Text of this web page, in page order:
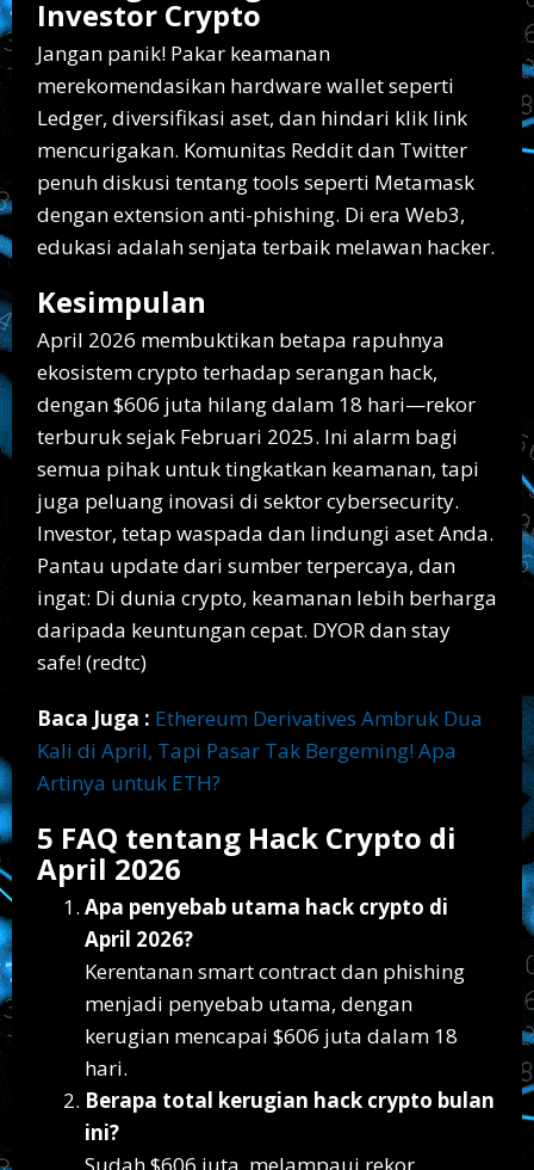
Investor Crypto
Jangan panik! Pakar keamanan
merekomendasikan hardware wallet seperti
Ledger, diversifikasi aset, dan hindari klik link
mencurigakan. Komunitas Reddit dan Twitter
penuh diskusi tentang tools seperti Metamask
dengan extension anti-phishing. Di era Web3,
edukasi adalah senjata terbaik melawan hacker.
Kesimpulan
April 2026 membuktikan betapa rapuhnya
ekosistem crypto terhadap serangan hack,
dengan $606 juta hilang dalam 18 hari—rekor
terburuk sejak Februari 2025. Ini alarm bagi
semua pihak untuk tingkatkan keamanan, tapi
juga peluang inovasi di sektor cybersecurity.
Investor, tetap waspada dan lindungi aset Anda.
Pantau update dari sumber terpercaya, dan
ingat: Di dunia crypto, keamanan lebih berharga
daripada keuntungan cepat. DYOR dan stay
safe! (redtc)
Baca Juga : Ethereum Derivatives Ambruk Dua
Kali di April, Tapi Pasar Tak Bergeming! Apa
Artinya untuk ETH?
5 FAQ tentang Hack Crypto di
April 2026
Apa penyebab utama hack crypto di
April 2026?
Kerentanan smart contract dan phishing
menjadi penyebab utama, dengan
kerugian mencapai $606 juta dalam 18
hari.
Berapa total kerugian hack crypto bulan
ini?
Sudah $606 juta, melampaui rekor